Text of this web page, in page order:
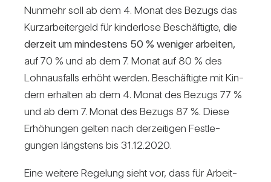
Nun­mehr soll ab dem 4. Monat des Bezugs das
Kurz­ar­bei­ter­geld für kin­der­lose Beschäf­tigte, die
der­zeit um min­des­tens 50 % weniger arbeiten,
auf 70 % und ab dem 7. Monat auf 80 % des
Lohn­aus­falls erhöht werden. Beschäf­tigte mit Kin­
dern erhalten ab dem 4. Monat des Bezugs 77 %
und ab dem 7. Monat des Bezugs 87 %. Diese
Erhö­hungen gelten nach der­zei­tigen Fest­le­
gungen längs­tens bis 31.12.2020.
Eine wei­tere Rege­lung sieht vor, dass für Arbeit­